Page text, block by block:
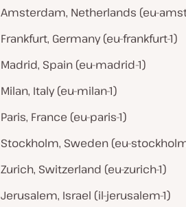
Amsterdam, Netherlands (eu-
Frankfurt, Germany (eu-frankfurt-1)
Madrid, Spain (eu-madrid-1)
Milan, Italy (eu-milan-1)
Paris, France (eu-paris-1)
Stockholm, Sweden (eu-
Zurich, Switzerland (eu-zurich-1)
Jerusalem, Israel (il-jerusalem-1)